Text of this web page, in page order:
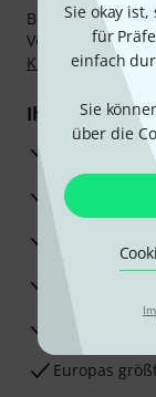
Sie okay
für
einfach
Sie
über die
Bezahlen Sie
Vorkasse,
Klarna
Ihre Vorteile
3 Jahre
30 Tage
Beratung
Europas